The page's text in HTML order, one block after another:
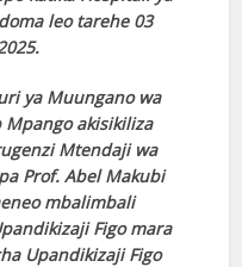
leo tarehe 03
ya Muungano wa
Mpango akisikiliza
Mtendaji wa
Prof. Abel Makubi
mbalimbali
Figo mara
Upandikizaji Figo